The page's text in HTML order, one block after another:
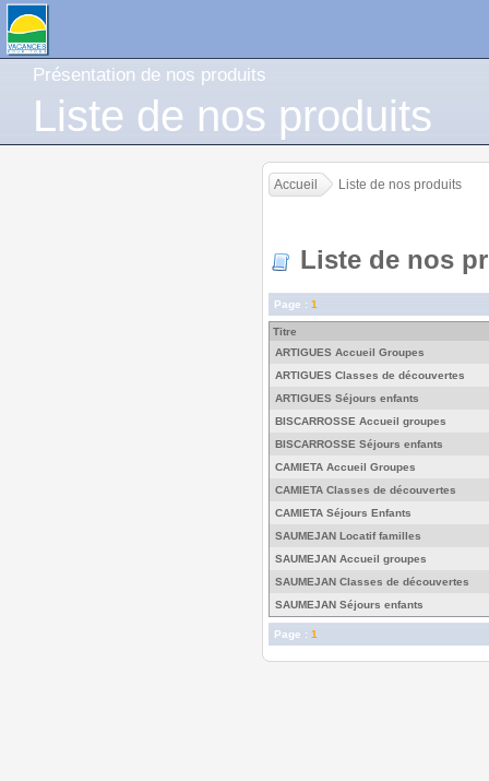
Présentation de nos produits
Liste de nos produits
Accueil Liste de nos produits
Liste de nos
Page : 1
Titre
ARTIGUES Accueil Groupes
ARTIGUES Classes de découvertes
ARTIGUES Séjours enfants
BISCARROSSE Accueil groupes
BISCARROSSE Séjours enfants
CAMIETA Accueil Groupes
CAMIETA Classes de découvertes
CAMIETA Séjours Enfants
SAUMEJAN Locatif familles
SAUMEJAN Accueil groupes
SAUMEJAN Classes de découvertes
SAUMEJAN Séjours enfants
Page : 1